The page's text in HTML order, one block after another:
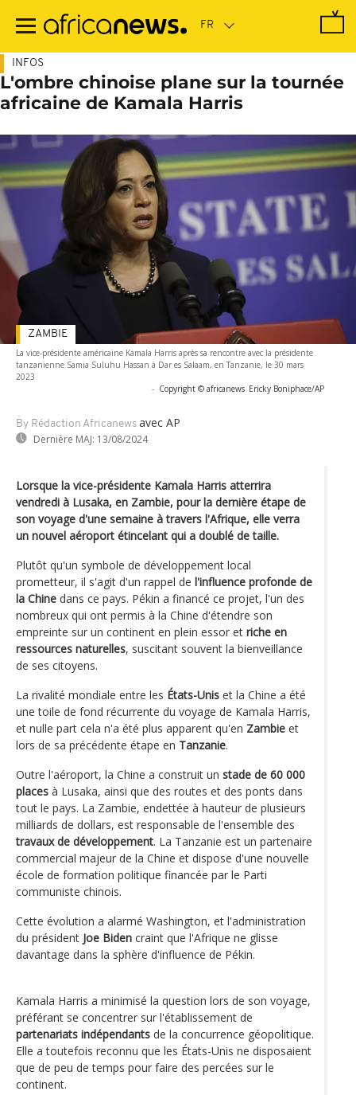
contenu
INFOS
L'ombre chinoise plane sur la tournée
africaine de Kamala Harris
La vice-présidente américaine Kamala Harris après sa rencontre avec la présidente
tanzanienne Samia Suluhu Hassan à Dar es Salaam, en Tanzanie, le 30 mars
2023
- Copyright © africanews Ericky Boniphace/AP
By Rédaction Africanews avec AP
Dernière MAJ: 13/08/2024
ZAMBIE
Lorsque la vice-présidente Kamala Harris atterrira
vendredi à Lusaka, en Zambie, pour la dernière étape de
son voyage d'une semaine à travers l'Afrique, elle verra
un nouvel aéroport étincelant qui a doublé de taille.
Plutôt qu'un symbole de développement local
prometteur, il s'agit d'un rappel de l'influence profonde de
la Chine dans ce pays. Pékin a financé ce projet, l'un des
nombreux qui ont permis à la Chine d'étendre son
empreinte sur un continent en plein essor et riche en
ressources naturelles, suscitant souvent la bienveillance
de ses citoyens.
La rivalité mondiale entre les États-Unis et la Chine a été
une toile de fond récurrente du voyage de Kamala Harris,
et nulle part cela n'a été plus apparent qu'en Zambie et
lors de sa précédente étape en Tanzanie.
Outre l'aéroport, la Chine a construit un stade de 60 000
places à Lusaka, ainsi que des routes et des ponts dans
tout le pays. La Zambie, endettée à hauteur de plusieurs
milliards de dollars, est responsable de l'ensemble des
travaux de développement. La Tanzanie est un partenaire
commercial majeur de la Chine et dispose d'une nouvelle
école de formation politique financée par le Parti
communiste chinois.
Cette évolution a alarmé Washington, et l'administration
du président Joe Biden craint que l'Afrique ne glisse
davantage dans la sphère d'influence de Pékin.
Kamala Harris a minimisé la question lors de son voyage,
préférant se concentrer sur l'établissement de
partenariats indépendants de la concurrence géopolitique.
Elle a toutefois reconnu que les États-Unis ne disposaient
que de peu de temps pour faire des percées sur le
continent.